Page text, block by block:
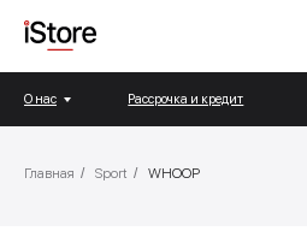
О нас Рассрочка и кредит
Главная / Sport / WHOOP